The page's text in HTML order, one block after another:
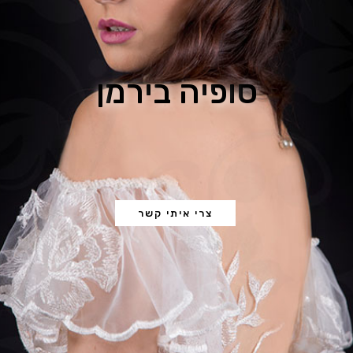
סופיה בירמן
צרי איתי קשר